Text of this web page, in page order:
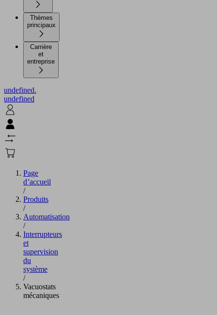
Thèmes
principaux
Carrière
et
entreprise
undefined.
undefined
Page
d’accueil
/
Produits
/
Automatisation
/
Interrupteurs
et
supervision
du
système
/
Vacuostats
mécaniques